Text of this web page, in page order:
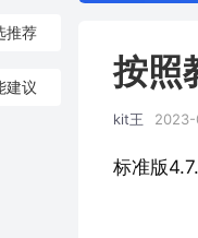
推荐
建议 按照
kit王
标准版